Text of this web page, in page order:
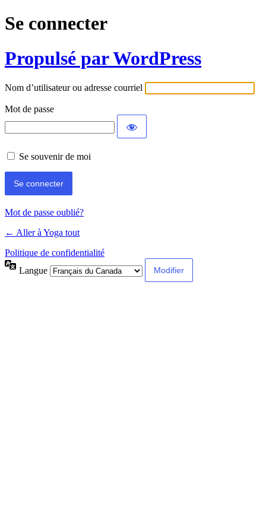
Se connecter
Propulsé par WordPress
Nom d’utilisateur ou adresse courriel
Mot de passe
Se souvenir de moi
Mot de passe oublié?
← Aller à Yoga tout
Politique de confidentialité
Langue